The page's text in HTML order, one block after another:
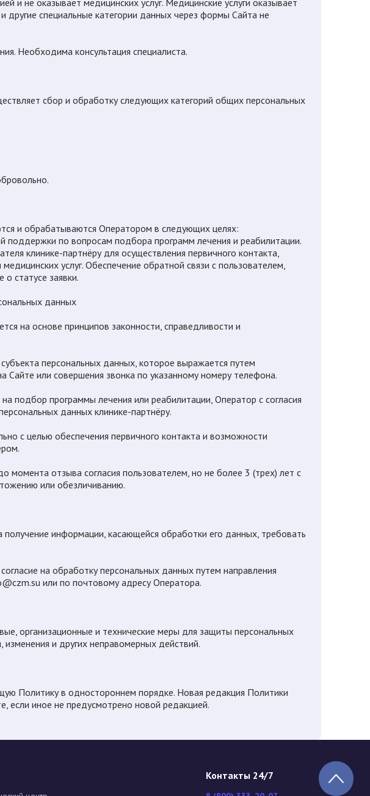
и не оказывает медицинских услуг. Медицинские услуги оказывает
другие специальные категории данных через формы Сайта не
Необходима консультация специалиста.
сбор и обработку следующих категорий общих персональных
и обрабатываются Оператором в следующих целях:
поддержки по вопросам подбора программ лечения и реабилитации.
клинике-партнёру для осуществления первичного контакта,
услуг. Обеспечение обратной связи с пользователем,
статусе заявки.
данных
на основе принципов законности, справедливости и
персональных данных, которое выражается путем
Сайте или совершения звонка по указанному номеру телефона.
подбор программы лечения или реабилитации, Оператор с согласия
данных клинике-партнёру.
с целью обеспечения первичного контакта и возможности
момента отзыва согласия пользователем, но не более 3 (трех) лет с
или обезличиванию.
информации, касающейся обработки его данных, требовать
на обработку персональных данных путем направления
или по почтовому адресу Оператора.
организационные и технические меры для защиты персональных
и других неправомерных действий.
Политику в одностороннем порядке. Новая редакция Политики
если иное не предусмотрено новой редакцией.
Контакты 24/7